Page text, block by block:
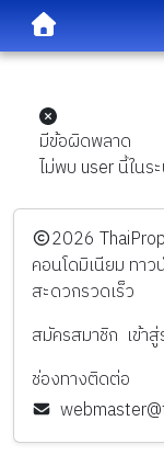
มีข้อผิดพลาด
ไม่พบ user นี้ในร
️2026
คอนโดมิเนียม ทา
สะดวกรวดเร็ว
สมัครสมาชิก เข้า
ช่องทางติดต่อ